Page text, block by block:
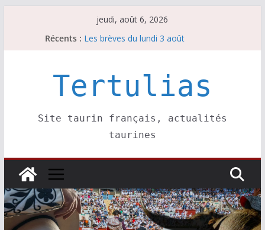
jeudi, août 6, 2026
Récents : Les brèves du lundi 3 août
Les brèves du mardi 4 août
Tertulias
Site taurin français, actualités
taurines